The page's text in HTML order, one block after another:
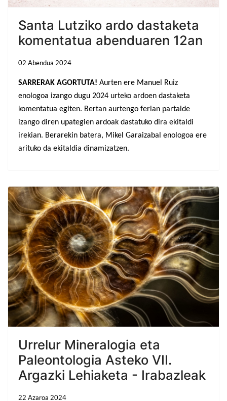
Santa Lutziko ardo dastaketa
komentatua abenduaren 12an
02 Abendua 2024
SARRERAK AGORTUTA! Aurten ere Manuel Ruiz
enologoa izango dugu 2024 urteko ardoen dastaketa
komentatua egiten. Bertan aurtengo ferian partaide
izango diren upategien ardoak dastatuko dira ekitaldi
irekian. Berarekin batera, Mikel Garaizabal enologoa ere
arituko da ekitaldia dinamizatzen.
Urrelur Mineralogia eta
Paleontologia Asteko VII.
Argazki Lehiaketa - Irabazleak
22 Azaroa 2024